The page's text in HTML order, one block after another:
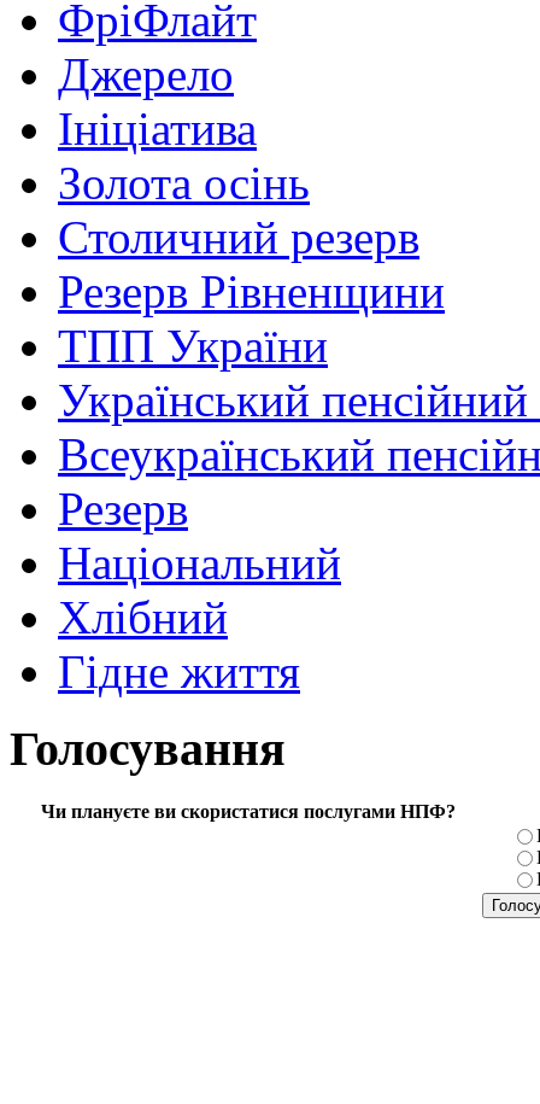
ФріФлайт
Джерело
Ініціатива
Золота осінь
Столичний резерв
Резерв Рівненщини
ТПП України
Український
Всеукраїнський
Резерв
Національний
Хлібний
Гідне життя
Голосування
Чи плануєте ви скористатися послугами НПФ?